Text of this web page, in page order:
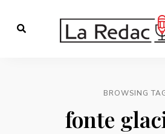
REDAC-
ESJ
BROWSING
fonte